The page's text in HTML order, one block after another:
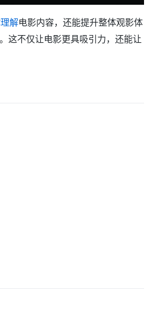
解电影内容，还能提升整体观影体
。这不仅让电影更具吸引力，还能让